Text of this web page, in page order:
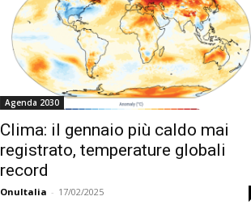
Agenda 2030
Clima: il gennaio più caldo mai
registrato, temperature globali
record
OnuItalia - 17/02/2025